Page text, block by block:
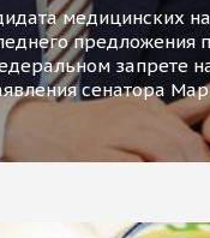
медицинских
предложения
запрете
сенатора